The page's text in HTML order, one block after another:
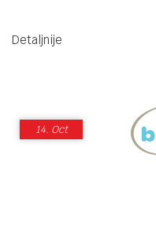
Detaljnije
14. Oct